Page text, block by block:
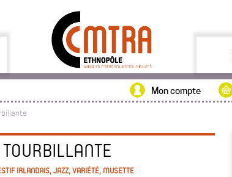
Mon compte
IRLANDAIS, JAZZ, VARIÉTÉ, MUSETTE